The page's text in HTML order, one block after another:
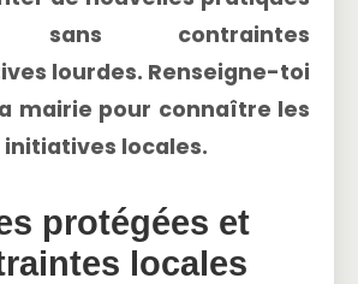
sans contraintes
lourdes. Renseigne-toi
mairie pour connaître les
locales.
protégées et
locales